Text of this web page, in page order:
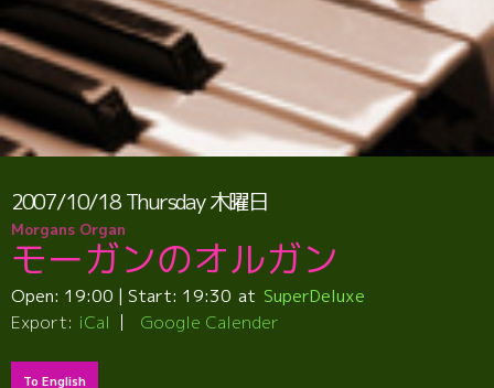
2007/10/18Thursday木曜日
Morgans Organ
モーガンのオルガン
Open: 19:00 | Start: 19:30
SuperDeluxe
Export: iCal Google Calender
To English